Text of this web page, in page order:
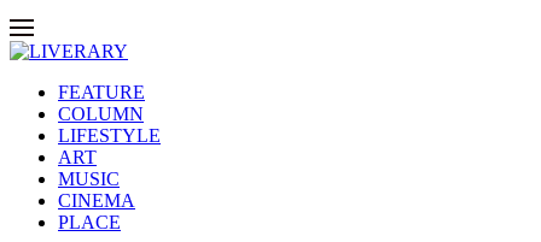
FEATURE
COLUMN
LIFESTYLE
ART
MUSIC
CINEMA
PLACE